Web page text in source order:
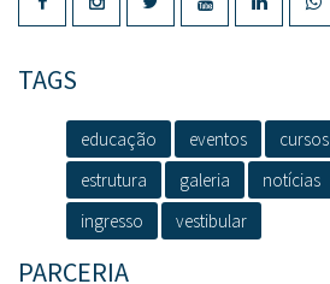
TAGS
educação eventos cursos
estrutura
galeria notícias
ingresso
vestibular
PARCERIA